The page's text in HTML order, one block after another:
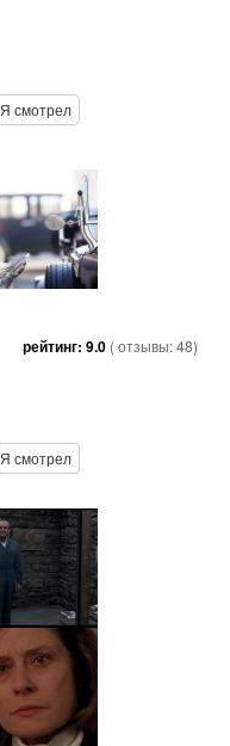
Я смотрел
рейтинг: 9.0 ( отзывы:48)
Я смотрел